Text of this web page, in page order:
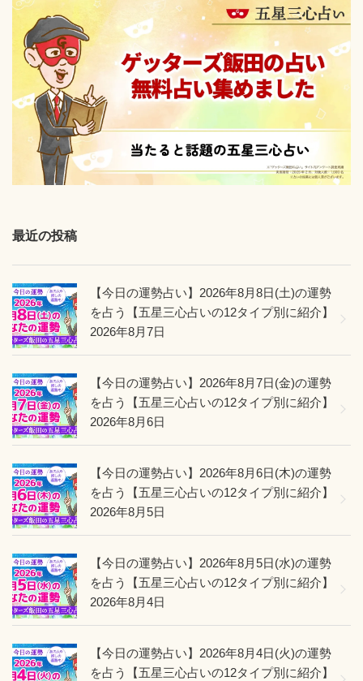
ゲ
ッ
タ
ー
飯
田
「今
年、
超
期」”
最近の投稿
【今日の運勢占い】2026年8月8日(土)の運勢
を占う【五星三心占いの12タイプ別に紹介】
2026年8月7日
【今日の運勢占い】2026年8月7日(金)の運勢
を占う【五星三心占いの12タイプ別に紹介】
2026年8月6日
【今日の運勢占い】2026年8月6日(木)の運勢
を占う【五星三心占いの12タイプ別に紹介】
2026年8月5日
【今日の運勢占い】2026年8月5日(水)の運勢
を占う【五星三心占いの12タイプ別に紹介】
2026年8月4日
【今日の運勢占い】2026年8月4日(火)の運勢
を占う【五星三心占いの12タイプ別に紹介】